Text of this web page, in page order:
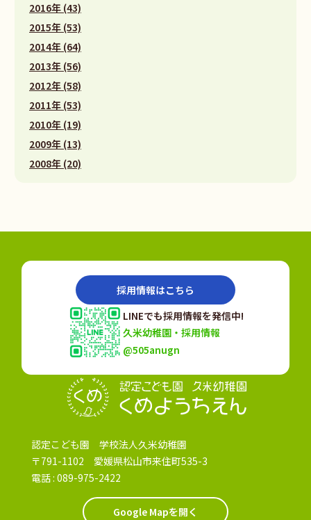
2016年 (43)
2015年 (53)
2014年 (64)
2013年 (56)
2012年 (58)
2011年 (53)
2010年 (19)
2009年 (13)
2008年 (20)
認定こども園 学校法人久米幼稚園
〒791-1102 愛媛県松山市来住町535-3
電話 : 089-975-2422
Google Mapを開く
採用情報はこちら
LINEでも採用情報を発信中!
久米幼稚園・採用情報
@505anugn